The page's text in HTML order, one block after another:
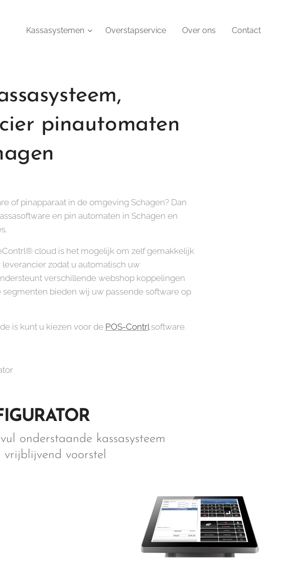
Kassasystemen Overstapservice Over ons Contact
pinautomaten
of pinapparaat in de omgeving Schagen? Dan
en pin automaten in Schagen en
cloud is het mogelijk om zelf gemakkelijk
zodat u automatisch uw
verschillende webshop koppelingen
bieden wij uw passende software op
is kunt u kiezen voor de POS-Contrlsoftware.
onderstaande kassasysteem
voorstel